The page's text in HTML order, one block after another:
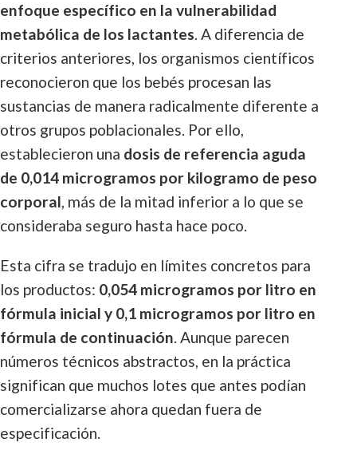
enfoque específico en la vulnerabilidad
metabólica de los lactantes. A diferencia de
criterios anteriores, los organismos científicos
reconocieron que los bebés procesan las
sustancias de manera radicalmente diferente a
otros grupos poblacionales. Por ello,
establecieron una dosis de referencia aguda
de 0,014 microgramos por kilogramo de peso
corporal, más de la mitad inferior a lo que se
consideraba seguro hasta hace poco.
Esta cifra se tradujo en límites concretos para
los productos: 0,054 microgramos por litro en
fórmula inicial y 0,1 microgramos por litro en
fórmula de continuación. Aunque parecen
números técnicos abstractos, en la práctica
significan que muchos lotes que antes podían
comercializarse ahora quedan fuera de
especificación.